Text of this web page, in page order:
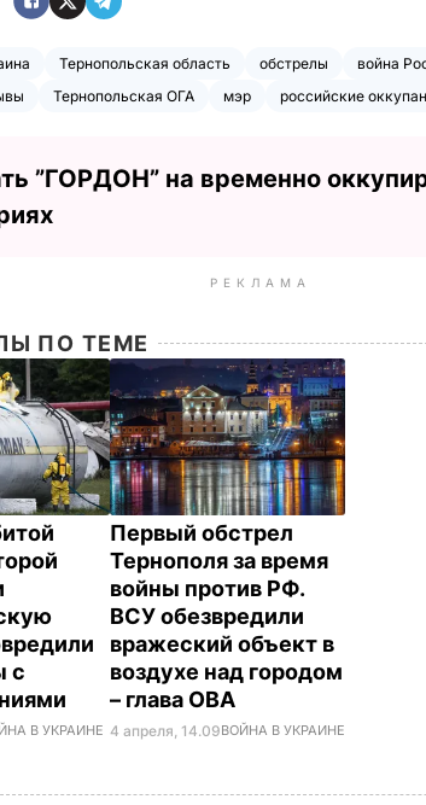
Тернопольская область обстрелы
война
Тернопольская ОГА мэр российские
”ГОРДОН” на временно
РЕКЛАМА
ПО ТЕМЕ
с
В УКРАИНЕ
Первый обстрел
Тернополя за время
войны против РФ.
ВСУ обезвредили
вражеский объект в
воздухе над городом
– глава ОВА
4 апреля, 14.09ВОЙНА В УКРАИНЕ